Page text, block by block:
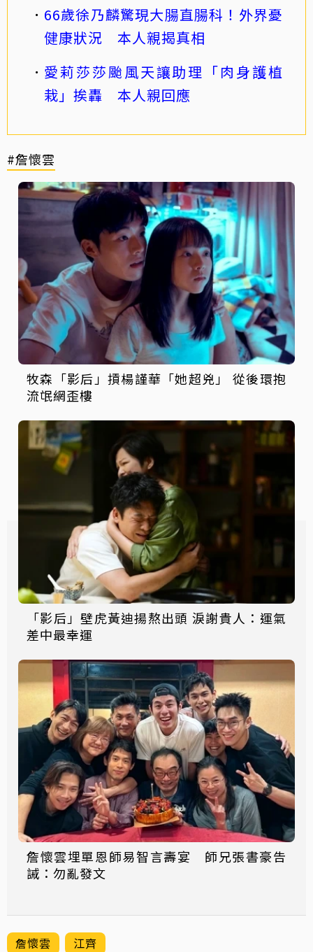
66歲徐乃麟驚現大腸直腸科！外界憂
健康狀況 本人親揭真相
愛莉莎莎颱風天讓助理「肉身護植
栽」挨轟 本人親回應
#詹懷雲
牧森「影后」摃楊謹華「她超兇」 從後環抱
流氓網歪樓
「影后」壁虎黃迪揚熬出頭 淚謝貴人：運氣
差中最幸運
詹懷雲埋單恩師易智言壽宴 師兄張書豪告
誡：勿亂發文
詹懷雲 江齊